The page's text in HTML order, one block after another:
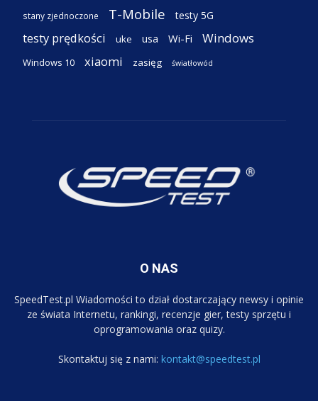
stany zjednoczone T-Mobile testy 5G
testy prędkości uke usa Wi-Fi Windows
Windows 10 xiaomi zasięg światłowód
O NAS
SpeedTest.pl Wiadomości to dział dostarczający newsy i opinie
ze świata Internetu, rankingi, recenzje gier, testy sprzętu i
oprogramowania oraz quizy.
Skontaktuj się z nami: kontakt@speedtest.pl